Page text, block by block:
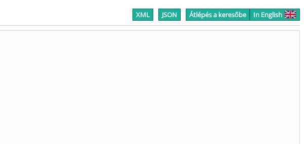
XML JSON Átlépés a keresőbe In English